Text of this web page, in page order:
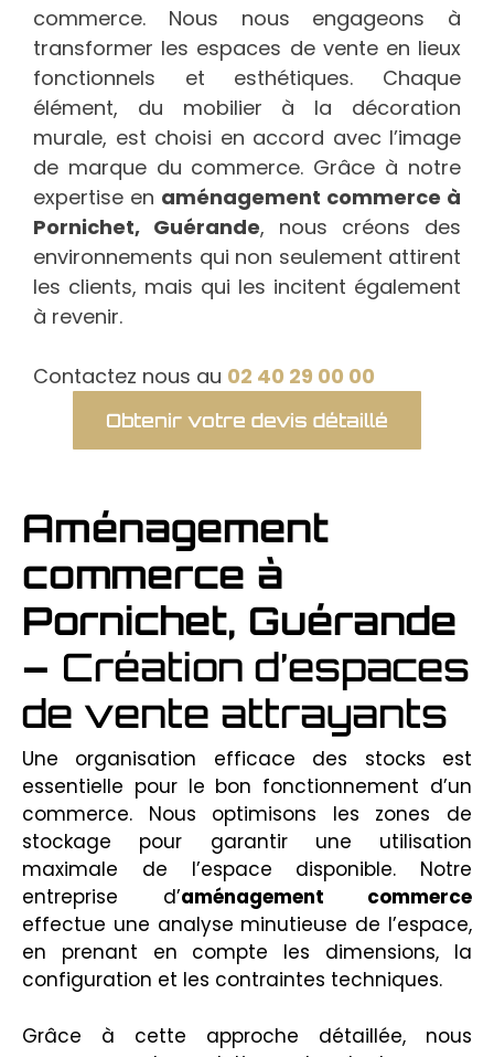
commerce. Nous nous engageons à
transformer les espaces de vente en lieux
fonctionnels et esthétiques. Chaque
élément, du mobilier à la décoration
murale, est choisi en accord avec l’image
de marque du commerce. Grâce à notre
expertise en aménagement commerce à
Pornichet, Guérande, nous créons des
environnements qui non seulement attirent
les clients, mais qui les incitent également
à revenir.
Contactez nous au 02 40 29 00 00
Obtenir votre devis détaillé
Aménagement
commerce à
Pornichet, Guérande
– Création d’espaces
de vente attrayants
Une organisation efficace des stocks est
essentielle pour le bon fonctionnement d’un
commerce. Nous optimisons les zones de
stockage pour garantir une utilisation
maximale de l’espace disponible. Notre
entreprise d’aménagement commerce
effectue une analyse minutieuse de l’espace,
en prenant en compte les dimensions, la
configuration et les contraintes techniques.
Grâce à cette approche détaillée, nous